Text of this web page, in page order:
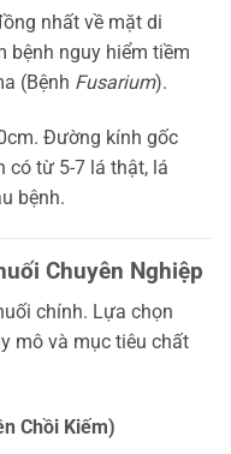
nhất về mặt di
bệnh nguy hiểm tiềm
(Bệnh Fusarium).
Đường kính gốc
có từ 5-7 lá thật, lá
bệnh.
Chuyên Nghiệp
chính. Lựa chọn
mô và mục tiêu chất
Chồi Kiếm)